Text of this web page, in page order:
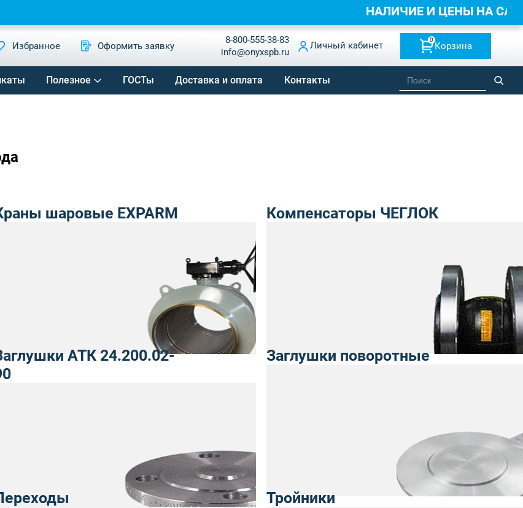
Избранное Оформить заявку
8-800-555-38-83
info@onyxspb.ru
Личный кабинет
0
Корзина
Полезное ГОСТы Доставка и оплата Контакты
шаровые EXPARM Компенсаторы ЧЕГЛОК
АТК 24.200.02-
Заглушки поворотные
Тройники
НАЛИЧИЕ И ЦЕНЫ НА